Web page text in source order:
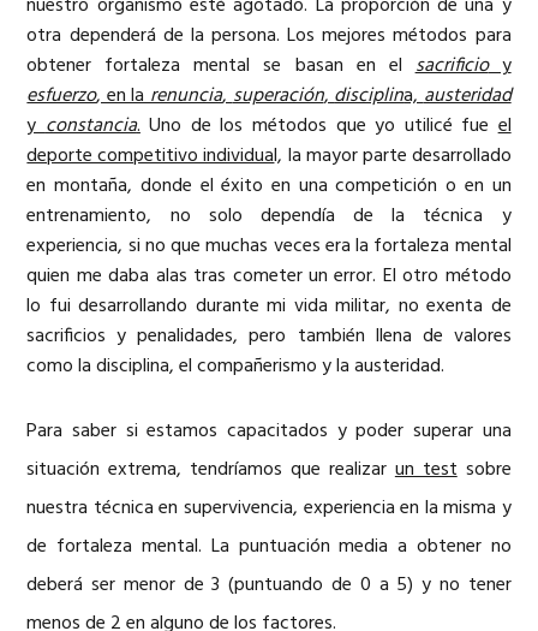
otra dependerá de la persona. Los mejores métodos para
obtener fortaleza mental se basan en elsacrificioy
esfuerzo, en larenuncia,superación,disciplina,austeridad
yconstancia.Uno de los métodos que yo utilicé fueel
deporte competitivo individual, la mayor parte desarrollado
en montaña, donde el éxito en una competición o en un
entrenamiento, no solo dependía de la técnica y
experiencia, si no que muchas veces era la fortaleza mental
quien me daba alas tras cometer un error. El otro método
lo fui desarrollando durante mi vida militar, no exenta de
sacrificios y penalidades, pero también llena de valores
como la disciplina, el compañerismo y la austeridad.
Para saber si estamos capacitados y poder superar una
situación extrema, tendríamos que realizarun testsobre
nuestra técnica en supervivencia, experiencia en la misma y
de fortaleza mental. La puntuación media a obtener no
deberá ser menor de 3 (puntuando de 0 a 5) y no tener
menos de 2 en alguno de los factores.